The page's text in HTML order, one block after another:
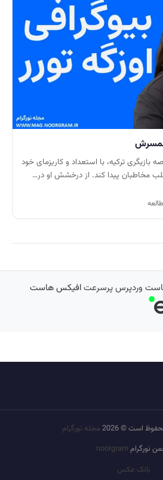
همسرش
بازیگری ترکیه، با استعداد و کاریزمای خود
قلب مخاطبان پیدا کند. از درخشش او در…
وردپرس پرسرعتافیکس هاست
است © 2026
مجله نورگرام
نورگرام noorgram
بانک عکس